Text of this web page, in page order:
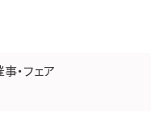
事・フェア